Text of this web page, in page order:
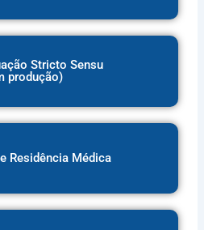
Stricto Sensu
produção)
Residência Médica